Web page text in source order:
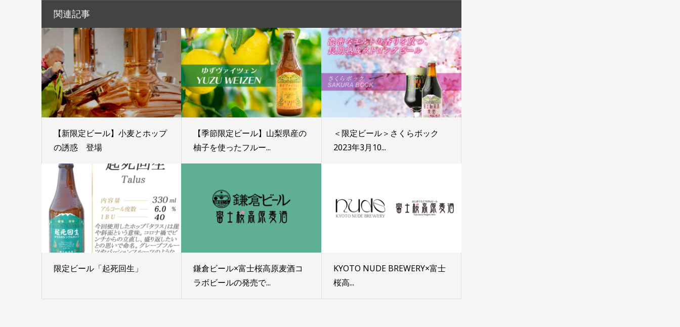
関連記事
【新限定ビール】小麦とホップ
の誘惑 登場
【季節限定ビール】山梨県産の
柚子を使ったフルー...
＜限定ビール＞さくらボック
2023年3月10...
限定ビール「起死回生」
鎌倉ビール×富士桜高原麦酒コ
ラボビールの発売で...
KYOTO NUDE BREWERY×富士
桜高...